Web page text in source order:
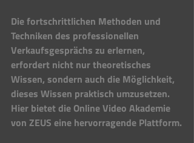
Die fortschrittlichen Methoden und
Techniken des professionellen
Verkaufsgesprächs zu erlernen,
erfordert nicht nur theoretisches
Wissen, sondern auch die Möglichkeit,
dieses Wissen praktisch umzusetzen.
Hier bietet die Online Video Akademie
von ZEUS eine hervorragende Plattform.